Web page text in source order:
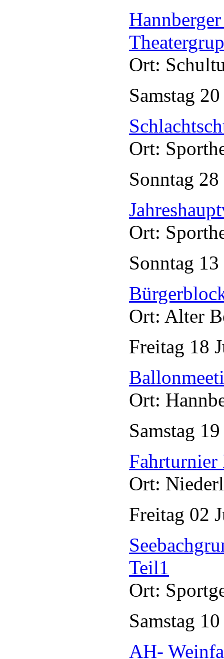
Ort:
Samstag
Ort:
Sonntag 28
Ort:
Sonntag 13
Ort: Alter
Freitag 18
Ort:
Samstag
Fahrturnier
Ort:
Freitag 02
Teil1
Ort:
Samstag
AH-